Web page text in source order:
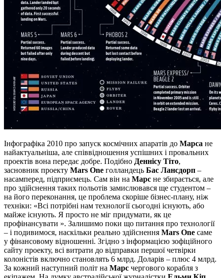
Інфографіка 2010 про запуск космічних апаратів до Марса не
найактуальніша, але співвідношення успішних і провальних
проектів вона передає добре. Подібно Деннісу Тіто,
засновник проекту Mars One голландець Бас Лансдорп –
насамперед, підприємець. Сам він на Марс не збирається, але
про здійснення таких польотів замислювався ще студентом –
на його переконання, це проблема скоріше бізнес-плану, ніж
техніки: «Всі потрібні нам технології сьогодні існують, або
майже існують. Я просто не міг придумати, як це
профінансувати ». Залишимо поки що питання про технології
– і подивимося, наскільки реально здійснення Mars One саме
у фінансовому відношенні. Згідно з інформацією зофіційного
сайту проекту, всі витрати до відправки першої четвірки
колоністів включно становлять 6 млрд. Доларів – плюс 4 млрд.
За кожний наступний політ на Марс чергового корабля з